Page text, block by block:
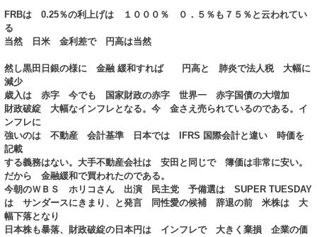
FRBは 0.25％の利上げは １０００％ ０．５％も７５％と云われてい
る
当然 日米 金利差で 円高は当然
然し黒田日銀の様に 金融 緩和すれば 円高と 肺炎で法人税 大幅に
減少
歳入は 赤字 今でも 国家財政の赤字 世界一 赤字国債の大増加
財政破綻 大幅なインフレとなる。今 金さえ売られているのである。イ
ンフレに
強いのは 不動産 会計基準 日本では IFRS 国際会計と違い 時価を
記載
する義務はない。大手不動産会社は 安田と同じで 簿価は非常に安い。
だから 金融緩和で買われたのである。
今朝のＷＢＳ ホリコさん 出演 民主党 予備選は SUPER TUESDAY
は サンダースにきまり、と発言 同性愛の候補 辞退の前 米株は 大
幅下落となり
日本株も暴落、財政破綻の日本円は インフレで 大きく棄損 企業の価